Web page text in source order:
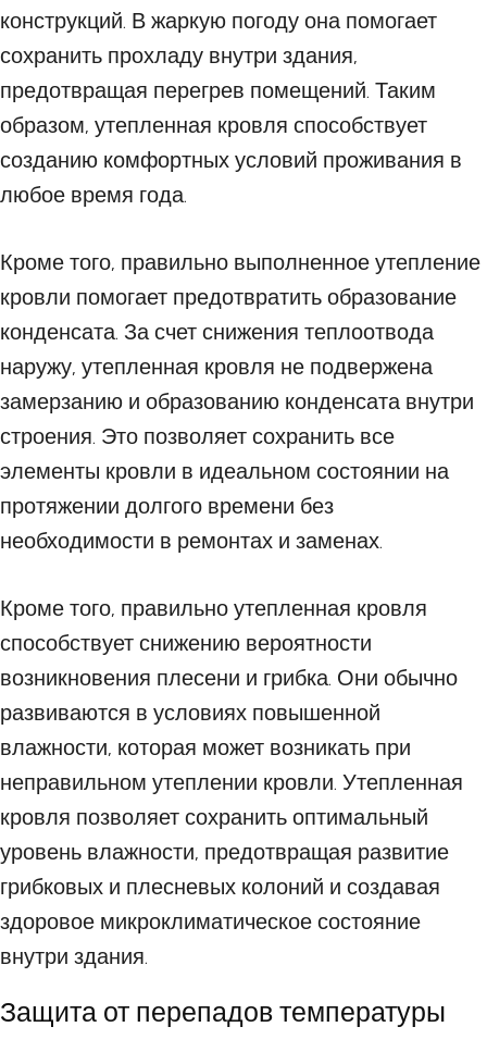
конструкций. В жаркую погоду она помогает
сохранить прохладу внутри здания,
предотвращая перегрев помещений. Таким
образом, утепленная кровля способствует
созданию комфортных условий проживания в
любое время года.
Кроме того, правильно выполненное утепление
кровли помогает предотвратить образование
конденсата. За счет снижения теплоотвода
наружу, утепленная кровля не подвержена
замерзанию и образованию конденсата внутри
строения. Это позволяет сохранить все
элементы кровли в идеальном состоянии на
протяжении долгого времени без
необходимости в ремонтах и заменах.
Кроме того, правильно утепленная кровля
способствует снижению вероятности
возникновения плесени и грибка. Они обычно
развиваются в условиях повышенной
влажности, которая может возникать при
неправильном утеплении кровли. Утепленная
кровля позволяет сохранить оптимальный
уровень влажности, предотвращая развитие
грибковых и плесневых колоний и создавая
здоровое микроклиматическое состояние
внутри здания.
Защита от перепадов температуры